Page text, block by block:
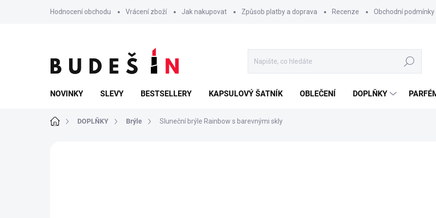
Hodnocení obchodu Vrácení zboží Jak nakupovat Způsob platby a doprava Recenze Obchodní podmínky
Hledat
NOVINKY SLEVY BESTSELLERY KAPSULOVÝ ŠATNÍK OBLEČENÍ DOPLŇKY
Domů DOPLŇKY Brýle Sluneční brýle Rainbow s barevnými skly